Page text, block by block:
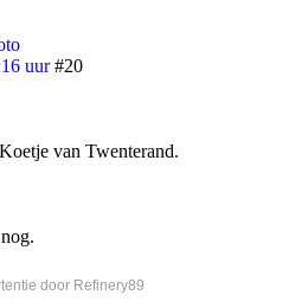
uur #20
van Twenterand.
door Refinery89